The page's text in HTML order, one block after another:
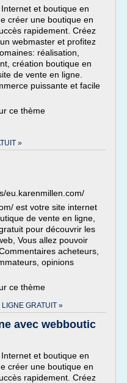
et boutique en
créer une boutique en
rapidement. Créez
webmaster et profitez
réalisation,
création boutique en
de vente en ligne.
puissante et facile
ce thème
»
eu.karenmillen.com/
est votre site internet
de vente en ligne,
pour découvrir les
Vous allez pouvoir
acheteurs,
opinions
ce thème
GRATUIT »
avec webboutic
et boutique en
créer une boutique en
rapidement. Créez